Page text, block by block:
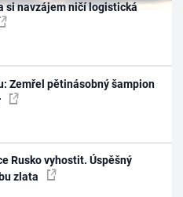
si navzájem ničí logistická
Zemřel pětinásobný šampion
Rusko vyhostit. Úspěšný
zlata